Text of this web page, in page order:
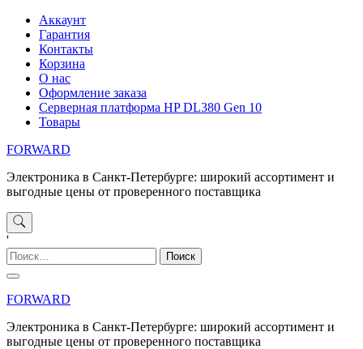
Перейти
содержимому
Аккаунт
Гарантия
Контакты
Корзина
О нас
Оформление заказа
Серверная платформа HP DL380 Gen 10
Товары
FORWARD
Электроника в Санкт-Петербурге: широкий ассортимент и
выгодные цены от проверенного поставщика
'
Найти:
FORWARD
Электроника в Санкт-Петербурге: широкий ассортимент и
выгодные цены от проверенного поставщика